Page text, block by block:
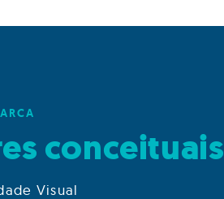
conceituais
Visual